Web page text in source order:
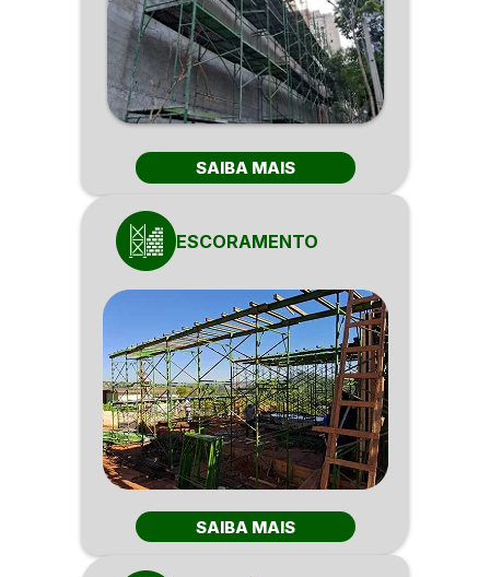
SAIBA MAIS
ESCORAMENTO
SAIBA MAIS